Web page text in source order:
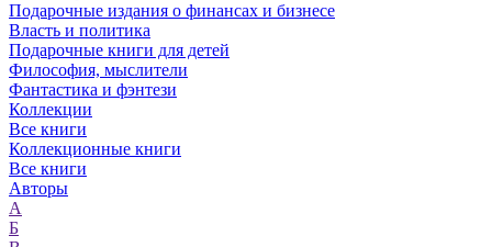
Подарочные издания о финансах и бизнесе
Власть и политика
Подарочные книги для детей
Философия, мыслители
Фантастика и фэнтези
Коллекции
Все книги
Коллекционные книги
Все книги
Авторы
А
Б